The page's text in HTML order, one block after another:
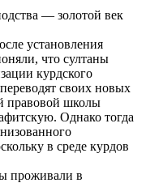
— золотой век
установления
что султаны
курдского
своих новых
правовой школы
Однако тогда
в среде курдов
проживали в